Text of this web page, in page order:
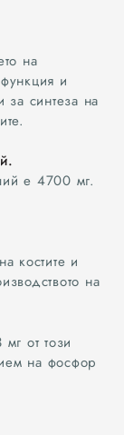
на
и
за синтеза на
е 4700 мг.
костите и
на
от този
на фосфор